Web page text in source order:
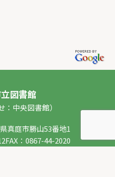
図書館
：中央図書館）
真庭市勝山53番地1
FAX：0867-44-2020